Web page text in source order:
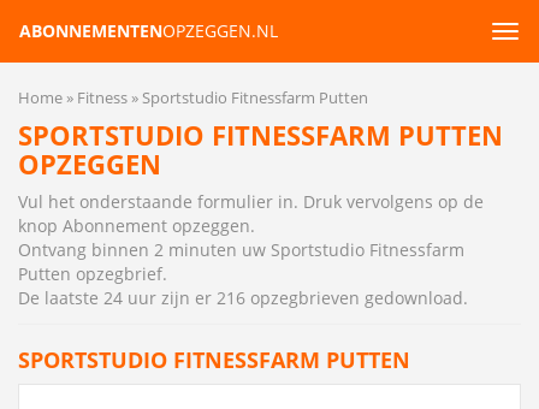
ABONNEMENTENOPZEGGEN.NL
Home Fitness Sportstudio Fitnessfarm Putten
SPORTSTUDIO FITNESSFARM PUTTEN
OPZEGGEN
Vul het onderstaande formulier in. Druk vervolgens op de
knop Abonnement opzeggen.
Ontvang binnen 2 minuten uw Sportstudio Fitnessfarm
Putten opzegbrief.
De laatste 24 uur zijn er 216 opzegbrieven gedownload.
SPORTSTUDIO FITNESSFARM PUTTEN